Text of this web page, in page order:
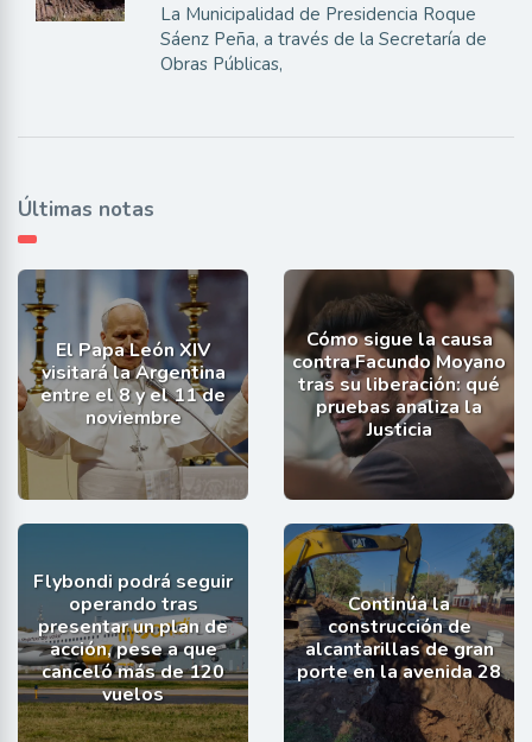
La Municipalidad de Presidencia Roque
Sáenz Peña, a través de la Secretaría de
Obras Públicas,
Últimas notas
El Papa León XIV
visitará la Argentina
entre el 8 y el 11 de
noviembre
Cómo sigue la causa
contra Facundo Moyano
tras su liberación: qué
pruebas analiza la
Justicia
Flybondi podrá seguir
operando tras
presentar un plan de
acción, pese a que
canceló más de 120
vuelos
Continúa la
construcción de
alcantarillas de gran
porte en la avenida 28